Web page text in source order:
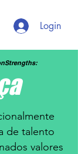
Login
de talento
valores